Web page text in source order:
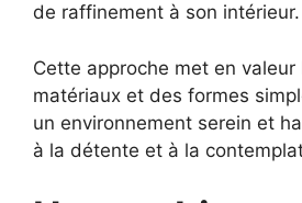
de raffinement à son intérieur.
Cette approche met en
matériaux et des formes
un environnement serein et
à la détente et à la